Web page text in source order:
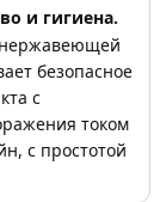
и гигиена.
нержавеющей
безопасное
с
током
с простотой